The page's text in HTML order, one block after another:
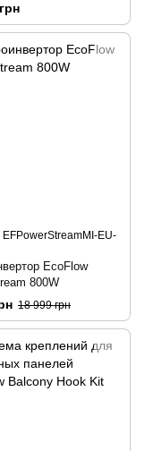
EFPowerStreamMI-EU-
EcoFlow
800W
18 999 грн